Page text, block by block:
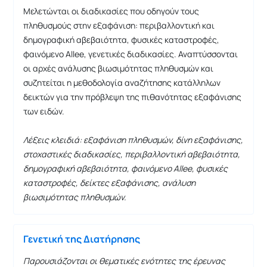
Μελετώνται οι διαδικασίες που οδηγούν τους
πληθυσμούς στην εξαφάνιση: περιβαλλοντική και
δημογραφική αβεβαιότητα, φυσικές καταστροφές,
φαινόμενο Allee, γενετικές διαδικασίες. Αναπτύσσονται
οι αρχές ανάλυσης βιωσιμότητας πληθυσμών και
συζητείται η μεθοδολογία αναζήτησης κατάλληλων
δεικτών για την πρόβλεψη της πιθανότητας εξαφάνισης
των ειδών.
Λέξεις κλειδιά: εξαφάνιση πληθυσμών, δίνη εξαφάνισης,
στοχαστικές διαδικασίες, περιβαλλοντική αβεβαιότητα,
δημογραφική αβεβαιότητα, φαινόμενοAllee, φυσικές
καταστροφές, δείκτες εξαφάνισης, ανάλυση
βιωσιμότητας πληθυσμών.
Γενετική της Διατήρησης
Παρουσιάζονται οι θεματικές ενότητες της έρευνας